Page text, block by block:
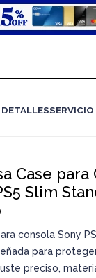
Case para
Slim
consola Sony
para
preciso,